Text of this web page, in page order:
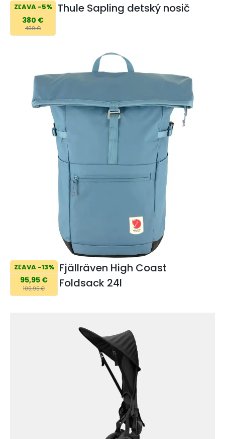
ZĽAVA -5%
380 €
400 €
Thule Sapling detský nosič
ZĽAVA -13%
95,95 €
109,95 €
Fjällräven High Coast
Foldsack 24l